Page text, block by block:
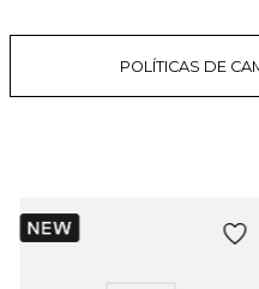
POLÍTICAS DE